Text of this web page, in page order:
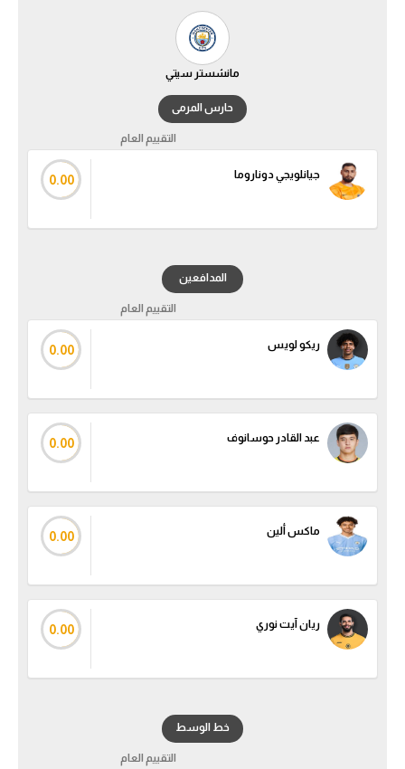
مانشستر سيتي
حارس المرمى
التقييم العام
جيانلويجي دوناروما 0.00
المدافعين
التقييم العام
ريكو لويس 0.00
عبد القادر حوسانوف 0.00
ماكس ألين 0.00
ريان آيت نوري 0.00
خط الوسط
التقييم العام